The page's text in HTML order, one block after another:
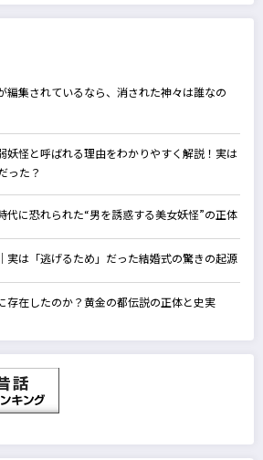
編集されているなら、消された神々は誰なの
妖怪と呼ばれる理由をわかりやすく解説！実は
った？
代に恐れられた“男を誘惑する美女妖怪”の正体
実は「逃げるため」だった結婚式の驚きの起源
存在したのか？黄金の都伝説の正体と史実